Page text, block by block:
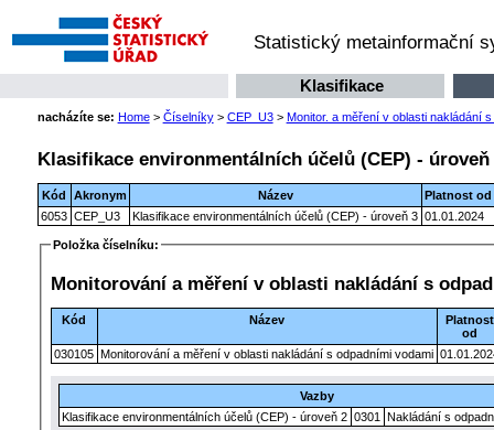
Statistický metainformační
Klasifikace
nacházíte se: Home> Číselníky> CEP_U3> Monitor. a měření v oblasti nakládání
Klasifikace environmentálních účelů (CEP) - úroveň
Kód Akronym Název
Platnost od
6053 CEP_U3 Klasifikace environmentálních účelů (CEP) - úroveň 3 01.01.2024
Položka číselníku:
Monitorování a měření v oblasti nakládání s
Kód Název
Platnost
od
030105 Monitorování a měření v oblasti nakládání s odpadními vodami
Vazby
Klasifikace environmentálních účelů (CEP) - úroveň 2 0301 Nakládání s